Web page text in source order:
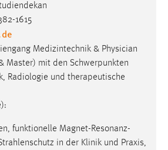
Master) mit den Schwerpunkten
Radiologie und therapeutische
funktionelle Magnet-Resonanz-
in der Klinik und Praxis,
aus der
- gefördert durch das